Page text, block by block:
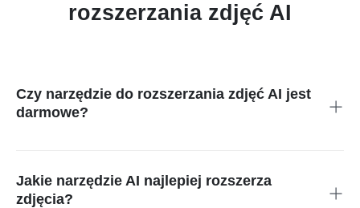
rozszerzania zdjęć AI
Czy narzędzie do rozszerzania zdjęć AI jest
darmowe?
rozdzielczości i bez znaku wodnego.
Jakie narzędzie AI najlepiej rozszerza
zdjęcia?